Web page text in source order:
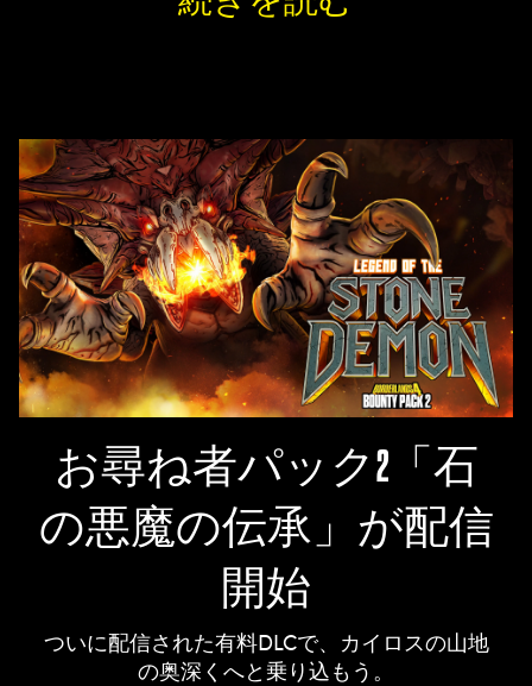
お尋ね者パック2「石
の悪魔の伝承」が配信
開始
ついに配信された有料DLCで、カイロスの山地
の奥深くへと乗り込もう。